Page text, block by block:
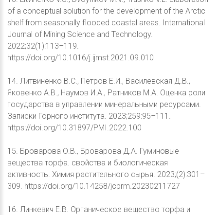
of a conceptual solution for the development of the Arctic
shelf from seasonally flooded coastal areas. International
Journal of Mining Science and Technology.
2022;32(1):113–119.
https://doi.org/10.1016/j.ijmst.2021.09.010
14. Литвиненко В.С., Петров Е.И., Василевская Д.В.,
Яковенко А.В., Наумов И.А., Ратников М.А. Оценка роли
государства в управлении минеральными ресурсами.
Записки Горного института. 2023;259:95–111.
https://doi.org/10.31897/PMI.2022.100
15. Броварова О.В., Броварова Д.А. Гуминовые
вещества торфа. свойства и биологическая
активность. Химия растительного сырья. 2023;(2):301–
309. https://doi.org/10.14258/jcprm.20230211727
16. Линкевич Е.В. Органическое вещество торфа и